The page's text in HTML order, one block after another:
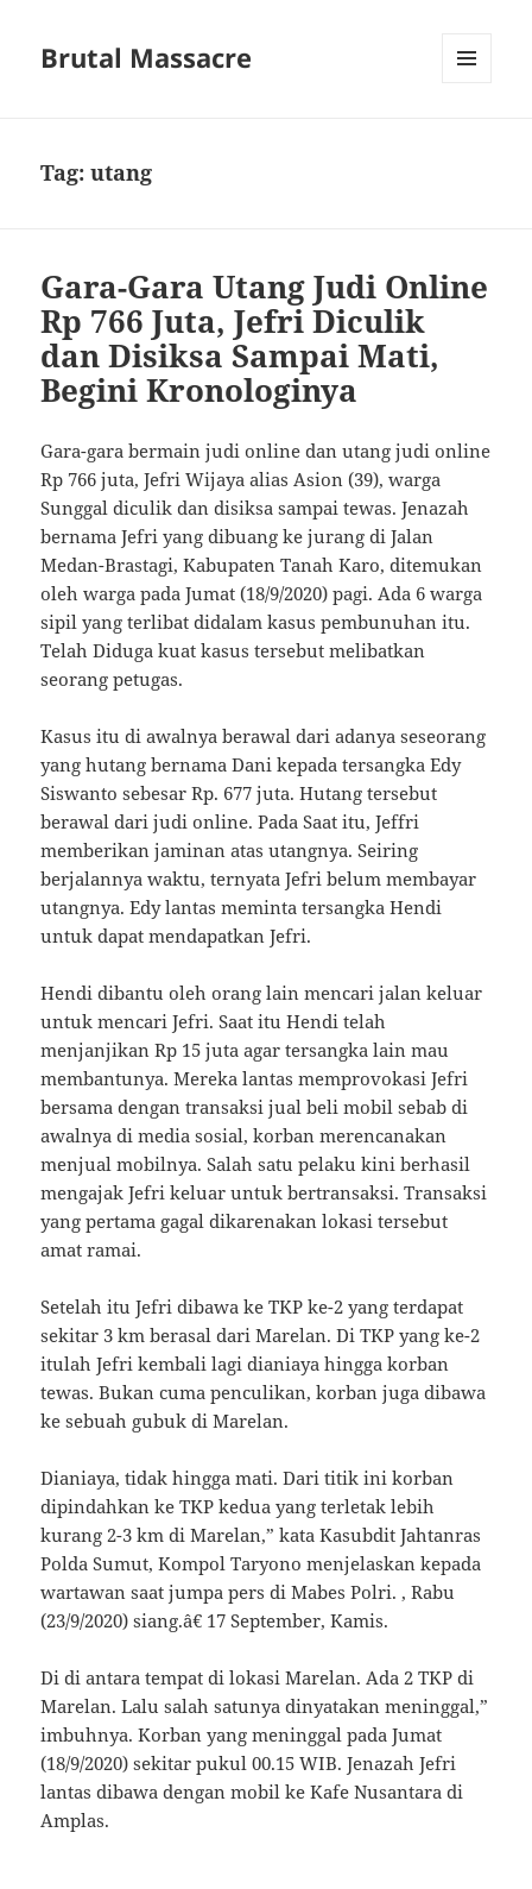
Brutal Massacre
Tag:utang
Gara-Gara Utang Judi Online
Rp 766 Juta, Jefri Diculik
dan Disiksa Sampai Mati,
Begini Kronologinya
Gara-gara bermain judi online dan utang judi online
Rp 766 juta, Jefri Wijaya alias Asion (39), warga
Sunggal diculik dan disiksa sampai tewas. Jenazah
bernama Jefri yang dibuang ke jurang di Jalan
Medan-Brastagi, Kabupaten Tanah Karo, ditemukan
oleh warga pada Jumat (18/9/2020) pagi. Ada 6 warga
sipil yang terlibat didalam kasus pembunuhan itu.
Telah Diduga kuat kasus tersebut melibatkan
seorang petugas.
Kasus itu di awalnya berawal dari adanya seseorang
yang hutang bernama Dani kepada tersangka Edy
Siswanto sebesar Rp. 677 juta. Hutang tersebut
berawal dari judi online. Pada Saat itu, Jeffri
memberikan jaminan atas utangnya. Seiring
berjalannya waktu, ternyata Jefri belum membayar
utangnya. Edy lantas meminta tersangka Hendi
untuk dapat mendapatkan Jefri.
Hendi dibantu oleh orang lain mencari jalan keluar
untuk mencari Jefri. Saat itu Hendi telah
menjanjikan Rp 15 juta agar tersangka lain mau
membantunya. Mereka lantas memprovokasi Jefri
bersama dengan transaksi jual beli mobil sebab di
awalnya di media sosial, korban merencanakan
menjual mobilnya. Salah satu pelaku kini berhasil
mengajak Jefri keluar untuk bertransaksi. Transaksi
yang pertama gagal dikarenakan lokasi tersebut
amat ramai.
Setelah itu Jefri dibawa ke TKP ke-2 yang terdapat
sekitar 3 km berasal dari Marelan. Di TKP yang ke-2
itulah Jefri kembali lagi dianiaya hingga korban
tewas. Bukan cuma penculikan, korban juga dibawa
ke sebuah gubuk di Marelan.
Dianiaya, tidak hingga mati. Dari titik ini korban
dipindahkan ke TKP kedua yang terletak lebih
kurang 2-3 km di Marelan,” kata Kasubdit Jahtanras
Polda Sumut, Kompol Taryono menjelaskan kepada
wartawan saat jumpa pers di Mabes Polri. , Rabu
(23/9/2020) siang.â€ 17 September, Kamis.
Di di antara tempat di lokasi Marelan. Ada 2 TKP di
Marelan. Lalu salah satunya dinyatakan meninggal,”
imbuhnya. Korban yang meninggal pada Jumat
(18/9/2020) sekitar pukul 00.15 WIB. Jenazah Jefri
lantas dibawa dengan mobil ke Kafe Nusantara di
Amplas.